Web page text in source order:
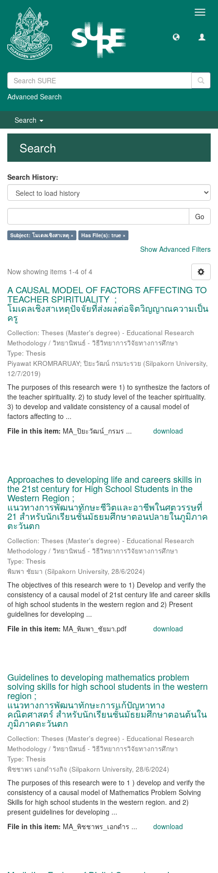
Advanced Search
Search
Search
Search History:
Go
Subject: โมเดลเชิงสาเหตุ × Has File(s): true ×
Show Advanced Filters
Now showing items 1-4 of 4
A CAUSAL MODEL OF FACTORS AFFECTING TO
TEACHER SPIRITUALITY ;
โมเดลเชิงสาเหตุปัจจัยที่ส่งผลต่อจิตวิญญาณความเป็น
ครู
Collection: Theses (Master's degree) - Educational Research
Methodology / วิทยานิพนธ์ - วิธีวิทยาการวิจัยทางการศึกษา
Type: Thesis
Piyawat KROMRARUAY; ปิยะวัฒน์ กรมระรวย (Silpakorn University,
12/7/2019)
The purposes of this research were 1) to synthesize the factors of
the teacher spirituality. 2) to study level of the teacher spirituality.
3) to develop and validate consistency of a causal model of
factors affecting to ...
File in this item: MA_ปิยะวัฒน์_กรมร ... download
Approaches to developing life and careers skills in
the 21st century for High School Students in the
Western Region ;
แนวทางการพัฒนาทักษะชีวิตและอาชีพในศตวรรษที่
21 สำหรับนักเรียนชั้นมัธยมศึกษาตอนปลายในภูมิภาค
ตะวันตก
Collection: Theses (Master's degree) - Educational Research
Methodology / วิทยานิพนธ์ - วิธีวิทยาการวิจัยทางการศึกษา
Type: Thesis
พิมพา ชัยมา (Silpakorn University, 28/6/2024)
The objectives of this research were to 1) Develop and verify the
consistency of a causal model of 21st century life and career skills
of high school students in the western region and 2) Present
guidelines for developing ...
File in this item: MA_พิมพา_ชัยมา.pdf download
Guidelines to developing mathematics problem
solving skills for high school students in the western
region ;
แนวทางการพัฒนาทักษะการแก้ปัญหาทาง
คณิตศาสตร์ สำหรับนักเรียนชั้นมัธยมศึกษาตอนต้นใน
ภูมิภาคตะวันตก
Collection: Theses (Master's degree) - Educational Research
Methodology / วิทยานิพนธ์ - วิธีวิทยาการวิจัยทางการศึกษา
Type: Thesis
พิชชาพร เอกดำรงกิจ (Silpakorn University, 28/6/2024)
The purposes of this research were to 1 ) develop and verify the
consistency of a causal model of Mathematics Problem Solving
Skills for high school students in the western region. and 2)
present guidelines for developing ...
File in this item: MA_พิชชาพร_เอกดำร ... download